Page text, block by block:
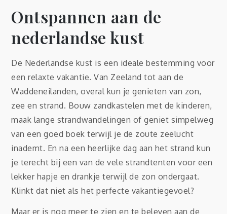
Ontspannen aan de
nederlandse kust
De Nederlandse kust is een ideale bestemming voor
een relaxte vakantie. Van Zeeland tot aan de
Waddeneilanden, overal kun je genieten van zon,
zee en strand. Bouw zandkastelen met de kinderen,
maak lange strandwandelingen of geniet simpelweg
van een goed boek terwijl je de zoute zeelucht
inademt. En na een heerlijke dag aan het strand kun
je terecht bij een van de vele strandtenten voor een
lekker hapje en drankje terwijl de zon ondergaat.
Klinkt dat niet als het perfecte vakantiegevoel?
Maar er is nog meer te zien en te beleven aan de